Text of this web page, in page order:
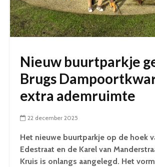
Nieuw buurtparkje
Brugs
extra ademruimte
22 december 2025
Het nieuwe buurtparkje op de hoek
Edestraat en de Karel van
Kruis is onlangs aangelegd. Het